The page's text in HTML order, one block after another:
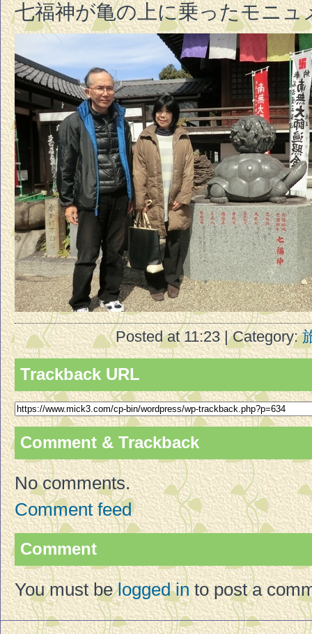
七福神が亀の上に乗ったモニュ
Posted at 11:23 | Category:
Trackback URL
Comment & Trackback
No comments.
Comment feed
Comment
You must belogged into post a